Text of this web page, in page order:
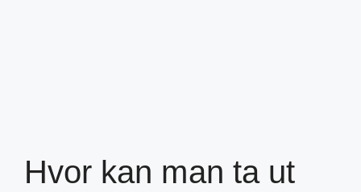
Hvor kan man ta ut